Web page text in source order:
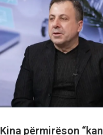
Kina përmirëson